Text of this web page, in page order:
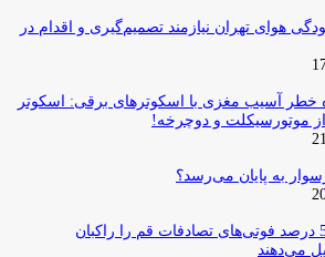
هوای تهران نیازمند تصمیم‌گیری و اقدام در
خطر آسیب مغزی با اسکوترهای برقی: اسکوتر
موتورسیکلت و دوچرخه!
به پایان می‌رسد؟
پلیس اعلام کرد: 56 درصد فوتی‌های تصادفات قم را راکبان
می‌دهند